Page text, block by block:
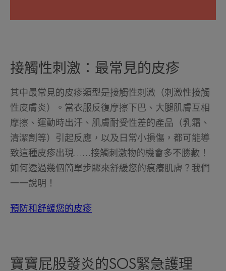
接觸性刺激：最常見的皮疹
其中最常見的皮疹類型是接觸性刺激（刺激性接觸
性皮膚炎）。當衣服反復摩擦下巴、大腿肌膚互相
摩擦、運動時出汗、肌膚耐受性差的產品（乳霜、
清潔劑等）引起反應，以及日常小損傷，都可能導
致這種皮疹出現……接觸刺激物的機會多不勝數！
如何透過幾個簡單步驟來舒緩您的痕癢肌膚？我們
一一說明！
預防和舒緩您的皮疹
寶寶屁股發炎的SOS緊急護理